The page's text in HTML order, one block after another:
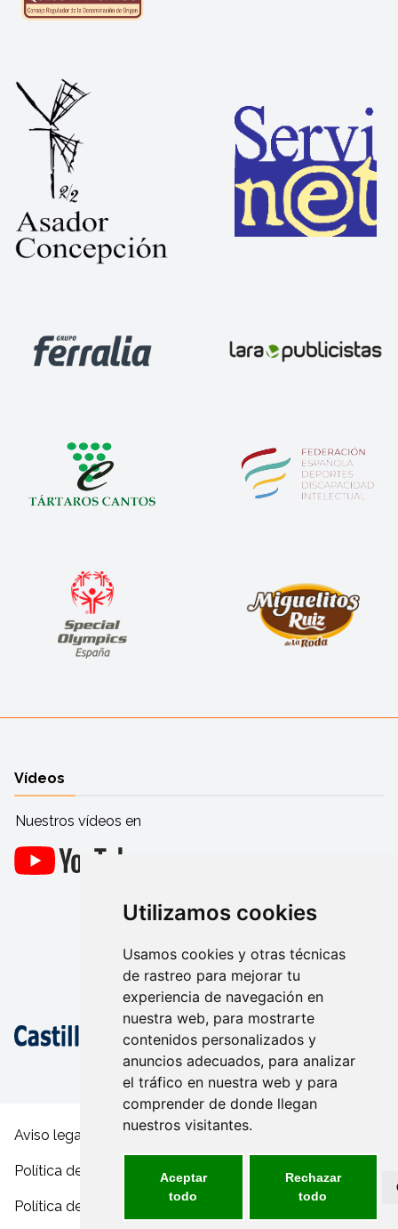
Utilizamos cookies
Usamos cookies y otras técnicas
de rastreo para mejorar tu
experiencia de navegación en
nuestra web, para mostrarte
contenidos personalizados y
anuncios adecuados, para analizar
el tráfico en nuestra web y para
comprender de donde llegan
nuestros visitantes.
Aceptar
todo
Rechazar
todo
Vídeos
Nuestros vídeos en
Aviso legal y condiciones de uso
Política de privacidad
Política de cookies